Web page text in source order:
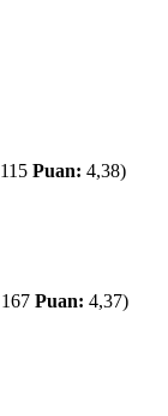
115 Puan: 4,38)
167 Puan: 4,37)